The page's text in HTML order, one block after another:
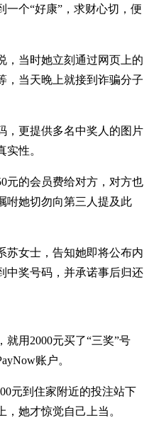
一个“好康”，求财心切，便
，当时她立刻通过网页上的
，当天晚上就接到诈骗分子
，更提供多名中奖人的图片
性。
元的会员费给对方，对方也
咐她切勿向第三人提及此
苏女士，告知她即将公布内
中奖号码，并承诺事后归还
用2000元买了“三奖”号
账户。
元到住家附近的投注站下
她才惊觉自己上当。